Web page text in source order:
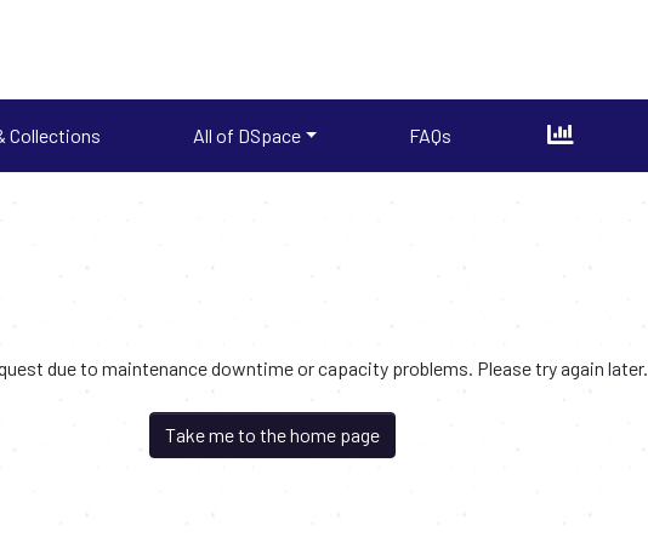
Collections All of DSpace FAQs
due to maintenance downtime or capacity problems. Please try again later.
Take me to the home page